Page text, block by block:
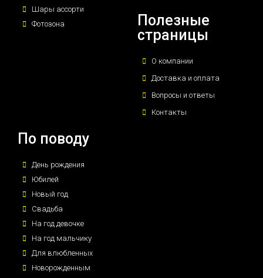
Шары ассорти
Фотозона
Полезные
страницы
О компании
Доставка и оплата
Вопросы и ответы
Контакты
По поводу
День рождения
Юбилей
Новый год
Свадьба
На год девочке
На год мальчику
Для влюбленных
Новорожденным